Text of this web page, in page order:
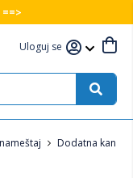
==>
Uloguj se
Dodatna